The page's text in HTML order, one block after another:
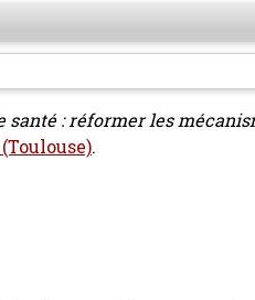
santé : réformer les
.